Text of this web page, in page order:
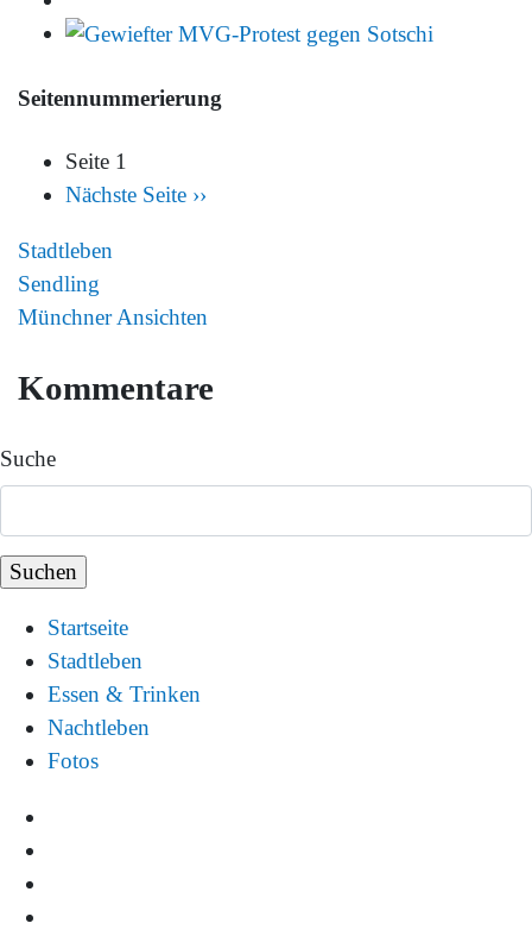
Seitennummerierung
Seite 1
Nächste Seite ››
Stadtleben
Sendling
Münchner Ansichten
Kommentare
Suche
Startseite
Stadtleben
Essen & Trinken
Nachtleben
Fotos